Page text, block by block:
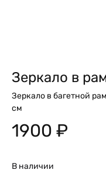
Зеркало в
Зеркало в багетной
см
1900 ₽
В наличии